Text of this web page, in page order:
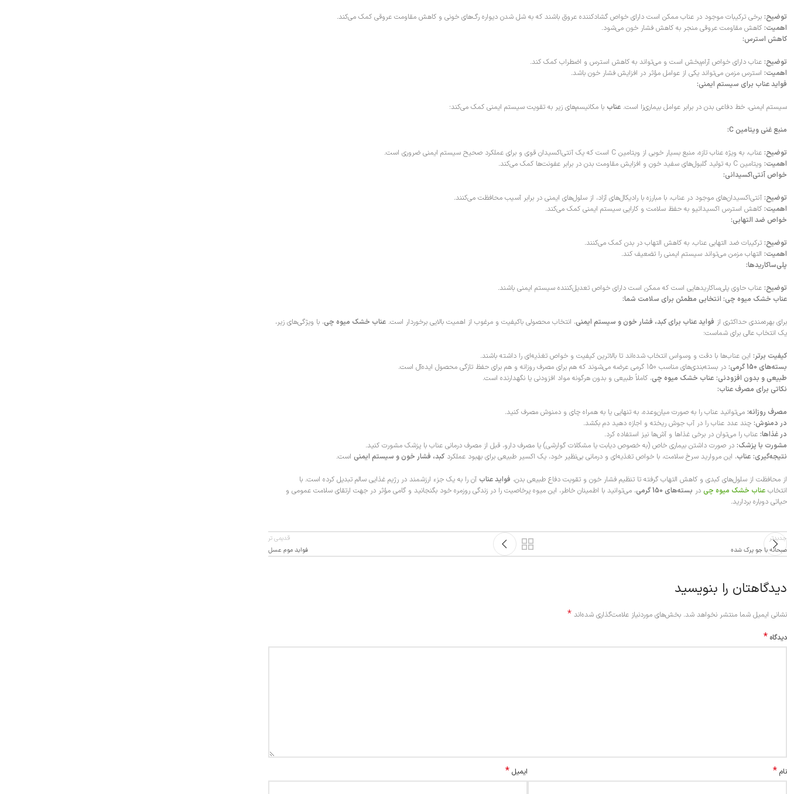
توضیح: برخی ترکیبات موجود در عناب ممکن است دارای خواص گشادکننده عروق باشند که به شل شدن دیواره رگ‌های خونی و کاهش مقاومت عروقی کمک می‌کند.
اهمیت: کاهش مقاومت عروقی منجر به کاهش فشار خون می‌شود.
کاهش استرس:
توضیح: عناب دارای خواص آرام‌بخش است و می‌تواند به کاهش استرس و اضطراب کمک کند.
اهمیت: استرس مزمن می‌تواند یکی از عوامل مؤثر در افزایش فشار خون باشد.
فواید عناب برای سیستم ایمنی:
سیستم ایمنی، خط دفاعی بدن در برابر عوامل بیماری‌زا است. عناب با مکانیسم‌های زیر به تقویت سیستم ایمنی کمک می‌کند:
منبع غنی ویتامین C:
توضیح: عناب، به ویژه عناب تازه، منبع بسیار خوبی از ویتامین C است که یک آنتی‌اکسیدان قوی و برای عملکرد صحیح سیستم ایمنی ضروری است.
اهمیت: ویتامین C به تولید گلبول‌های سفید خون و افزایش مقاومت بدن در برابر عفونت‌ها کمک می‌کند.
خواص آنتی‌اکسیدانی:
توضیح: آنتی‌اکسیدان‌های موجود در عناب، با مبارزه با رادیکال‌های آزاد، از سلول‌های ایمنی در برابر آسیب محافظت می‌کنند.
اهمیت: کاهش استرس اکسیداتیو به حفظ سلامت و کارایی سیستم ایمنی کمک می‌کند.
خواص ضد التهابی:
توضیح: ترکیبات ضد التهابی عناب، به کاهش التهاب در بدن کمک می‌کنند.
اهمیت: التهاب مزمن می‌تواند سیستم ایمنی را تضعیف کند.
پلی‌ساکاریدها:
توضیح: عناب حاوی پلی‌ساکاریدهایی است که ممکن است دارای خواص تعدیل‌کننده سیستم ایمنی باشند.
عناب خشک میوه چی: انتخابی مطمئن برای سلامت شما:
برای بهره‌مندی حداکثری از فواید عناب برای کبد، فشار خون و سیستم ایمنی، انتخاب محصولی باکیفیت و مرغوب از اهمیت بالایی برخوردار است. عناب خشک میوه چی، با ویژگی‌های زیر،
یک انتخاب عالی برای شماست:
کیفیت برتر: این عناب‌ها با دقت و وسواس انتخاب شده‌اند تا بالاترین کیفیت و خواص تغذیه‌ای را داشته باشند.
بسته‌های 150 گرمی:
در بسته‌بندی‌های مناسب 150 گرمی عرضه می‌شوند که هم برای مصرف روزانه و هم برای حفظ تازگی محصول ایده‌آل است.
طبیعی و بدون افزودنی: عناب خشک میوه چی، کاملاً طبیعی و بدون هرگونه مواد افزودنی یا نگهدارنده است.
نکاتی برای مصرف عناب:
مصرف روزانه: می‌توانید عناب را به صورت میان‌وعده، به تنهایی یا به همراه چای و دمنوش مصرف کنید.
در دمنوش: چند عدد عناب را در آب جوش ریخته و اجازه دهید دم بکشد.
در غذاها: عناب را می‌توان در برخی غذاها و آش‌ها نیز استفاده کرد.
مشورت با پزشک: در صورت داشتن بیماری خاص (به خصوص دیابت یا مشکلات گوارشی) یا مصرف دارو، قبل از مصرف درمانی عناب با پزشک مشورت کنید.
نتیجه‌گیری: عناب، این مروارید سرخ سلامت، با خواص تغذیه‌ای و درمانی بی‌نظیر خود، یک اکسیر طبیعی برای بهبود عملکرد کبد، فشار خون و سیستم ایمنی است.
از محافظت از سلول‌های کبدی و کاهش التهاب گرفته تا تنظیم فشار خون و تقویت دفاع طبیعی بدن، فواید عناب آن را به یک جزء ارزشمند در رژیم غذایی سالم تبدیل کرده است. با
انتخاب عناب خشک میوه چی در بسته‌های 150 گرمی
، می‌توانید با اطمینان خاطر، این میوه پرخاصیت را در زندگی روزمره خود بگنجانید و گامی مؤثر در جهت ارتقای سلامت عمومی و
حیاتی دوباره بردارید.
جدیدتر
صبحانه با جو پرک شده
قدیمی تر
فواید موم عسل
دیدگاهتان را بنویسید
نشانی ایمیل شما منتشر نخواهد شد. بخش‌های موردنیاز علامت‌گذاری شده‌اند *
دیدگاه *
نام * ایمیل *
Alternative: